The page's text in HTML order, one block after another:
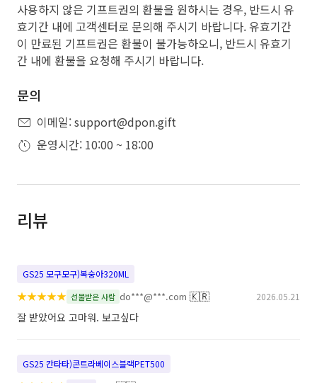
사용하지 않은 기프트권의 환불을 원하시는 경우, 반드시 유
효기간 내에 고객센터로 문의해 주시기 바랍니다. 유효기간
이 만료된 기프트권은 환불이 불가능하오니, 반드시 유효기
간 내에 환불을 요청해 주시기 바랍니다.
문의
이메일: support@dpon.gift
운영시간: 10:00 ~ 18:00
리뷰
GS25 모구모구)복숭아320ML
★★★★★ 선물받은 사람 do***@***.com 🇰🇷 2026.05.21
잘 받았어요 고마워. 보고싶다
GS25 칸타타)콘트라베이스블랙PET500